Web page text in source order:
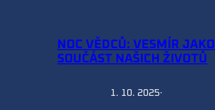
NOC VĚDCŮ: VESMÍR JAKO
SOUČÁST NAŠICH ŽIVOTŮ
1. 10. 2025·